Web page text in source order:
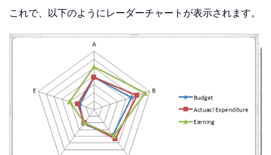
これで、以下のようにレーダーチャートが表示されます。